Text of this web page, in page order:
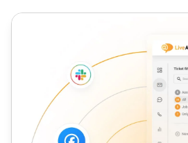
Narzędzie czatu